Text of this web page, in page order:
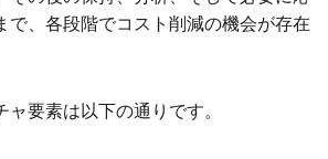
で、各段階でコスト削減の機会が存在
ャ要素は以下の通りです。